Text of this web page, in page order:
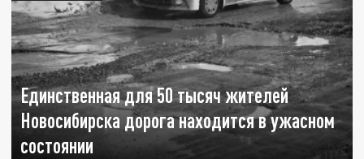
Единственная для 50 тысяч жителей
Новосибирска дорога находится в ужасном
состоянии